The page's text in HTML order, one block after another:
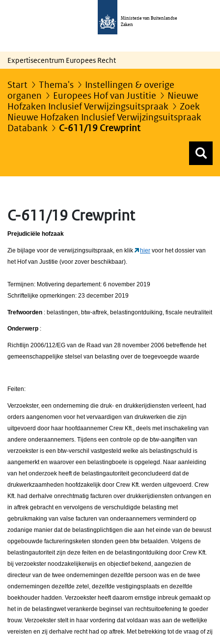
Ministerie van Buitenlandse
Zaken
Expertisecentrum Europees Recht
Start Thema's
Instellingen & overige
organen
Europees Hof van Justitie
Nieuwe
Hofzaken Inclusief Verwijzingsuitspraak
Zoek
Nieuwe Hofzaken Inclusief Verwijzingsuitspraak
Databank
C-611/19 Crewprint
C-611/19 Crewprint
Prejudiciële hofzaak
Zie bijlage voor de verwijzingsuitspraak, en klik hier voor het dossier van
het Hof van Justitie (voor zover beschikbaar).
Termijnen: Motivering departement: 6 november 2019
Schriftelijke opmerkingen: 23 december 2019
Trefwoorden : belastingen, btw-aftrek, belastingontduiking, fiscale neutraliteit
Onderwerp :
Richtlijn 2006/112/EG van de Raad van 28 november 2006 betreffende het
gemeenschappelijke stelsel van belasting over de toegevoegde waarde
Feiten:
Verzoekster, een onderneming die druk- en drukkerijdiensten verleent, had
orders aangenomen voor het vervaardigen van drukwerken die zijn
uitgevoerd door haar hoofdaannemer Crew Kft., deels met inschakeling van
andere onderaannemers. Tijdens een controle op de btw-aangiften van
verzoekster is een btw-verschil vastgesteld welke als belastingschuld is
aangemerkt en waarover een belastingboete is opgelegd. Naar aanleiding
van het onderzoek heeft de belastingautoriteit geconcludeerd dat de
drukwerkzaamheden hoofdzakelijk door Crew Kft. werden uitgevoerd. Crew
Kft. had derhalve onrechtmatig facturen over drukkerijdiensten ontvangen en
in aftrek gebracht en vervolgens de verschuldigde belasting met
gebruikmaking van valse facturen van onderaannemers verminderd op
zodanige manier dat de belastingplichtigen die aan het einde van de bewust
opgebouwde factureringsketen stonden geen btw betaalden. Volgens de
belastingautoriteit zijn deze feiten en de belastingontduiking door Crew Kft.
bij verzoekster noodzakelijkerwijs en objectief bekend, aangezien de
directeur van de twee ondernemingen dezelfde persoon was en de twee
ondernemingen dezelfde zetel, dezelfde vestigingsplaats en dezelfde
boekhouder hadden. Verzoekster heeft daarom ernstige inbreuk gemaakt op
het in de belastingwet verankerde beginsel van rechtsuitoefening te goeder
trouw. Verzoekster stelt in haar vordering dat voldaan was aan de wettelijke
vereisten en zij derhalve recht had op aftrek. Met betrekking tot de vraag of zij